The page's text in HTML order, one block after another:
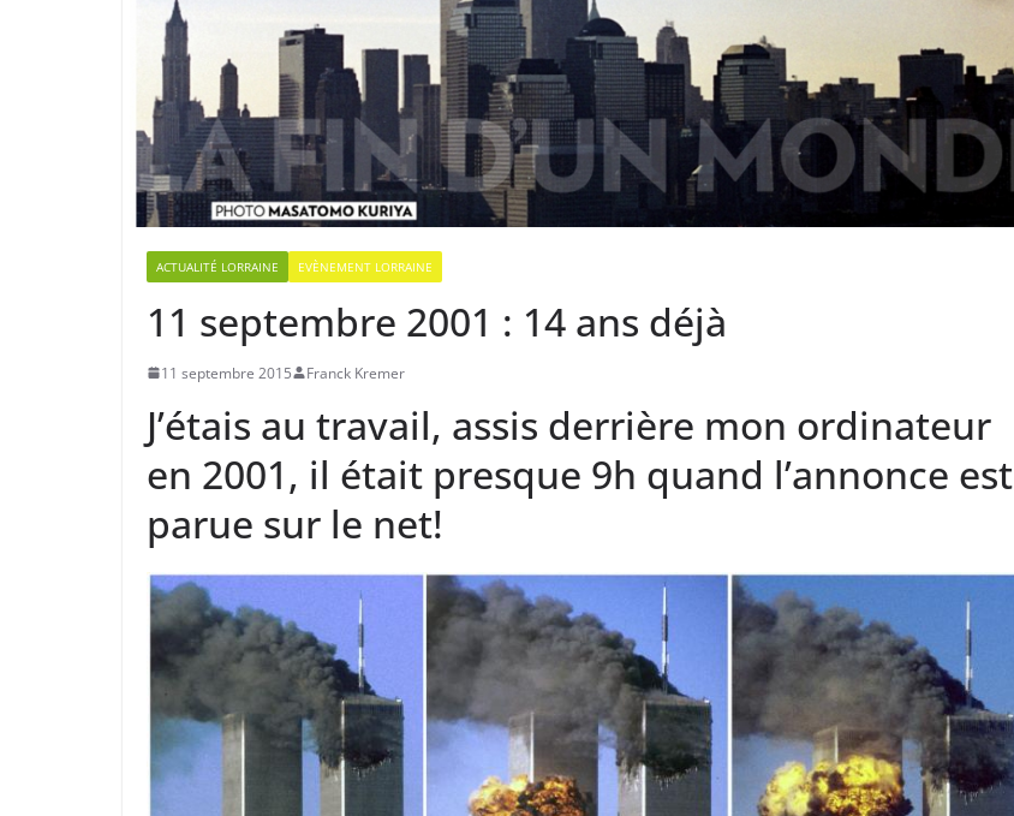
ACTUALITÉ LORRAINE EVÈNEMENT LORRAINE
11 septembre 2001 : 14 ans déjà
11 septembre 2015 Franck Kremer
J’étais au travail, assis derrière mon ordinateur
en 2001, il était presque 9h quand l’annonce est
parue sur le net!